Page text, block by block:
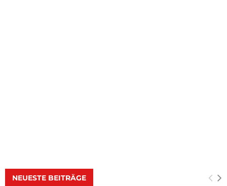
NEUESTE BEITRÄGE